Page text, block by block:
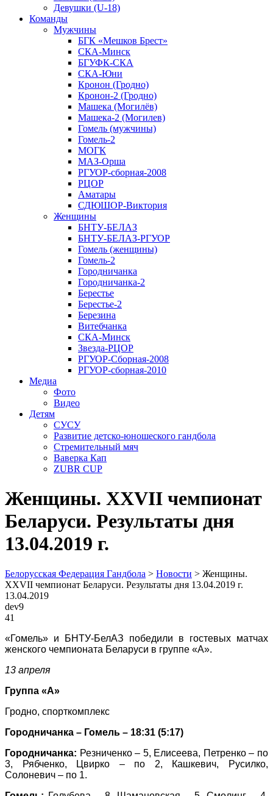
Девушки (U-18)
Команды
Мужчины
БГК «Мешков Брест»
СКА-Минск
БГУФК-СКА
СКА-Юни
Кронон (Гродно)
Кронон-2 (Гродно)
Машека (Могилёв)
Машека-2 (Могилев)
Гомель (мужчины)
Гомель-2
МОГК
МАЗ-Орша
РГУОР-сборная-2008
РЦОР
Аматары
СДЮШОР-Виктория
Женщины
БНТУ-БЕЛАЗ
БНТУ-БЕЛАЗ-РГУОР
Гомель (женщины)
Гомель-2
Городничанка
Городничанка-2
Берестье
Берестье-2
Березина
Витебчанка
СКА-Минск
Звезда-РЦОР
РГУОР-Сборная-2008
РГУОР-сборная-2010
Медиа
Фото
Видео
Детям
СУСУ
Развитие детско-юношеского гандбола
Стремительный мяч
Ваверка Кап
ZUBR CUP
Женщины. XXVII чемпионат
Беларуси. Результаты дня
13.04.2019 г.
Белорусская Федерация Гандбола > Новости > Женщины.
XXVII чемпионат Беларуси. Результаты дня 13.04.2019 г.
13.04.2019
dev9
41
«Гомель» и БНТУ-БелАЗ победили в гостевых матчах
женского чемпионата Беларуси в группе «А».
13 апреля
Группа «А»
Гродно, спорткомплекс
Городничанка – Гомель – 18:31 (5:17)
Городничанка: Резниченко – 5, Елисеева, Петренко – по
3, Рябченко, Цвирко – по 2, Кашкевич, Русилко,
Солоневич – по 1.